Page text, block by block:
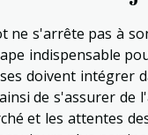
ne s'arrête pas à
indispensable
doivent intégrer
de s'assurer de l'
et les attentes